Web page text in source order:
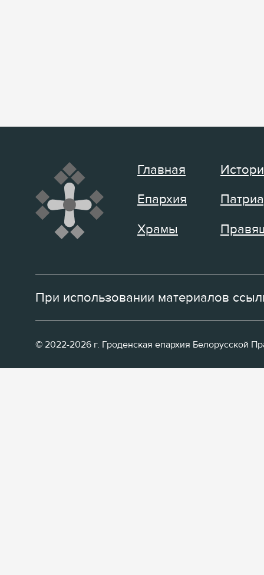
Главная
Епархия
Храмы
При использовании материалов
© 2022-2026 г. Гроденская епархия Белорусской